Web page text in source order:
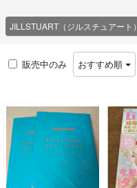
JILLSTUART（ジルスチュアート）
販売中のみ おすすめ順